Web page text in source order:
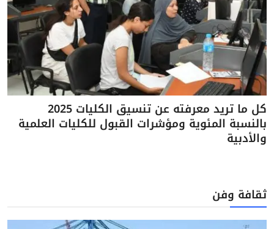
كل ما تريد معرفته عن تنسيق الكليات 2025
بالنسبة المئوية ومؤشرات القبول للكليات العلمية
والأدبية
ثقافة وفن